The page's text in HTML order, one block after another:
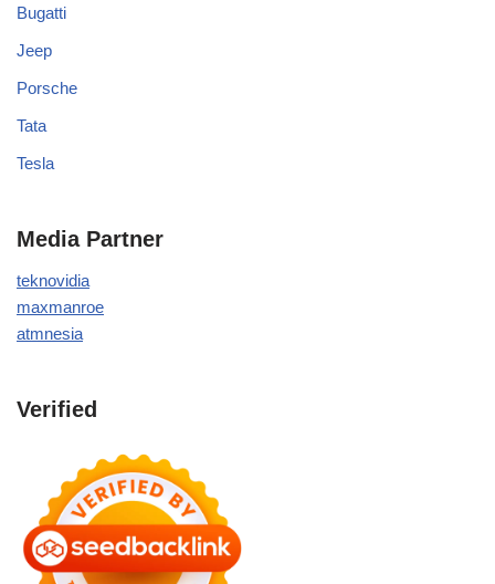
Bugatti
Jeep
Porsche
Tata
Tesla
Media Partner
teknovidia
maxmanroe
atmnesia
Verified